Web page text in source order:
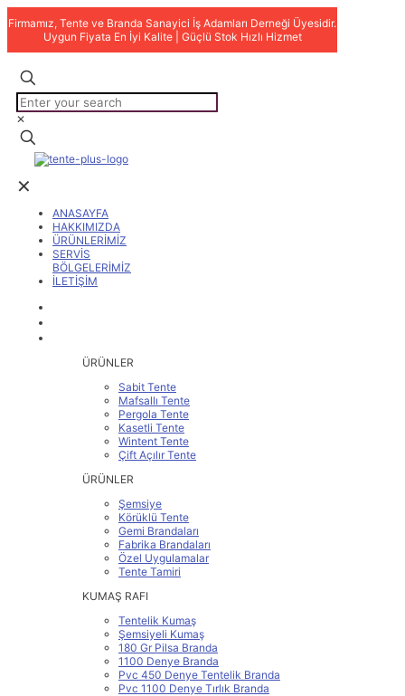
Firmamız, Tente ve Branda Sanayici İş Adamları Derneği Üyesidir.
Uygun Fiyata En İyi Kalite | Güçlü Stok Hızlı Hizmet
✕
✕
ANASAYFA
HAKKIMIZDA
ÜRÜNLERİMİZ
SERVİS
BÖLGELERİMİZ
İLETİŞİM
ÜRÜNLER
Sabit Tente
Mafsallı Tente
Pergola Tente
Kasetli Tente
Wintent Tente
Çift Açılır Tente
ÜRÜNLER
Şemsiye
Körüklü Tente
Gemi Brandaları
Fabrika Brandaları
Özel Uygulamalar
Tente Tamiri
KUMAŞ RAFI
Tentelik Kumaş
Şemsiyeli Kumaş
180 Gr Pilsa Branda
1100 Denye Branda
Pvc 450 Denye Tentelik Branda
Pvc 1100 Denye Tırlık Branda